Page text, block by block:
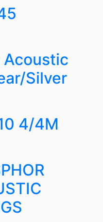
Acoustic
Silver
4/4M